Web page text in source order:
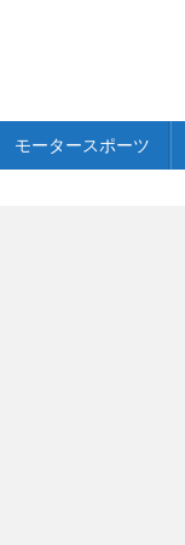
モータースポーツ